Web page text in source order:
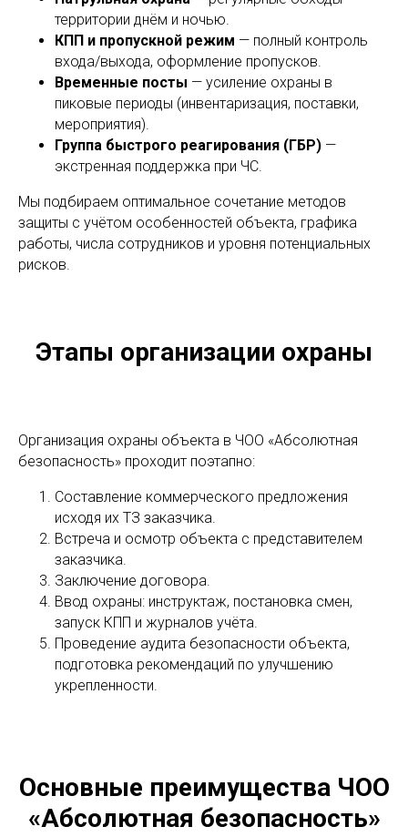
территории днём и ночью.
КПП и пропускной режим — полный контроль
входа/выхода, оформление пропусков.
Временные посты — усиление охраны в
пиковые периоды (инвентаризация, поставки,
мероприятия).
Группа быстрого реагирования (ГБР) —
экстренная поддержка при ЧС.
Мы подбираем оптимальное сочетание методов
защиты с учётом особенностей объекта, графика
работы, числа сотрудников и уровня потенциальных
рисков.
Этапы организации охраны
Организация охраны объекта в ЧОО «Абсолютная
безопасность» проходит поэтапно:
Составление коммерческого предложения
исходя их ТЗ заказчика.
Встреча и осмотр объекта с представителем
заказчика.
Заключение договора.
Ввод охраны: инструктаж, постановка смен,
запуск КПП и журналов учёта.
Проведение аудита безопасности объекта,
подготовка рекомендаций по улучшению
укрепленности.
Основные преимущества ЧОО
«Абсолютная безопасность»